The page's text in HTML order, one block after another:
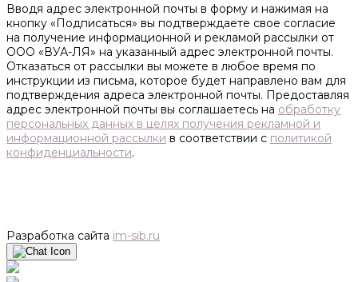
Вводя адрес электронной почты в форму и нажимая на
кнопку «Подписаться» вы подтверждаете свое согласие
на получение информационной и рекламой рассылки от
ООО «ВУА-ЛЯ» на указанный адрес электронной почты.
Отказаться от рассылки вы можете в любое время по
инструкции из письма, которое будет направлено вам для
подтверждения адреса электронной почты. Предоставляя
адрес электронной почты вы соглашаетесь на обработку
персональных данных в целях получения рекламной и
информационной рассылки в соответствии с политикой
конфиденциальности.
Разработка сайта im-sib.ru